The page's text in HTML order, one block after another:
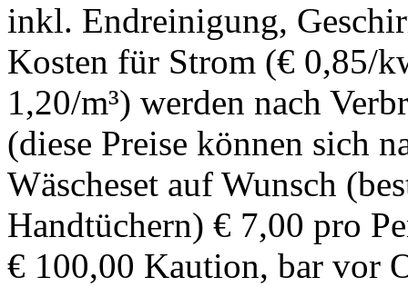
inkl. Endreinigung,
Kosten für Strom (€ 0,85/
1,20/m³) werden nach
(diese Preise können sich
Wäscheset auf Wunsch
Handtüchern) € 7,00 pro
€ 100,00 Kaution, bar vor